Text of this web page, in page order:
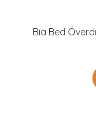
Bia Bed